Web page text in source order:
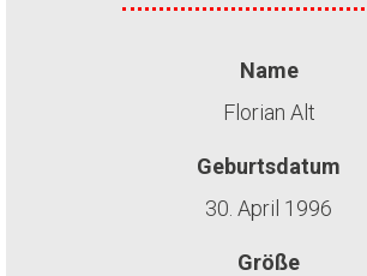
Name
Florian Alt
Geburtsdatum
30. April 1996
Größe